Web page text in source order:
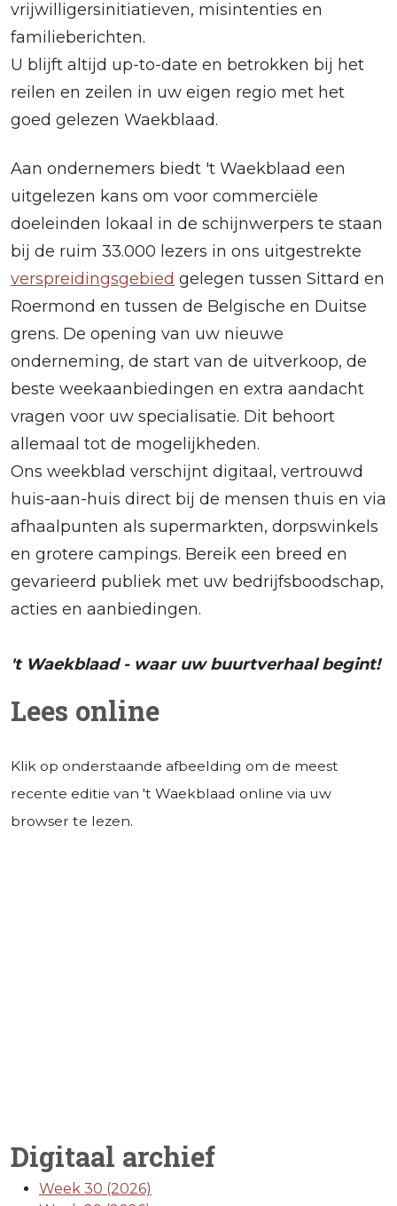
vrijwilligersinitiatieven, misintenties en
familieberichten.
U blijft altijd up-to-date en betrokken bij het
reilen en zeilen in uw eigen regio met het
goed gelezen Waekblaad.
Aan ondernemers biedt 't Waekblaad een
uitgelezen kans om voor commerciële
doeleinden lokaal in de schijnwerpers te staan
bij de ruim 33.000 lezers in ons uitgestrekte
verspreidingsgebied gelegen tussen Sittard en
Roermond en tussen de Belgische en Duitse
grens. De opening van uw nieuwe
onderneming, de start van de uitverkoop, de
beste weekaanbiedingen en extra aandacht
vragen voor uw specialisatie. Dit behoort
allemaal tot de mogelijkheden.
Ons weekblad verschijnt digitaal, vertrouwd
huis-aan-huis direct bij de mensen thuis en via
afhaalpunten als supermarkten, dorpswinkels
en grotere campings. Bereik een breed en
gevarieerd publiek met uw bedrijfsboodschap,
acties en aanbiedingen.
't Waekblaad - waar uw buurtverhaal begint!
Lees online
Klik op onderstaande afbeelding om de meest
recente editie van 't Waekblaad online via uw
browser te lezen.
Digitaal archief
Week 30 (2026)